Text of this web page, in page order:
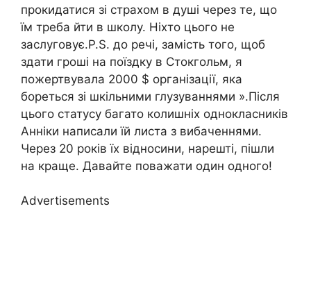
прокидатися зі страхом в душі через те, що
їм треба йти в школу. Ніхто цього не
заслуговує.P.S. до речі, замість того, щоб
здати гроші на поїздку в Стокгольм, я
пожертвувала 2000 $ організації, яка
бореться зі шкільними глузуваннями ».Після
цього статусу багато колишніх однокласників
Анніки написали їй листа з вибаченнями.
Через 20 років їх відносини, нарешті, пішли
на краще. Давайте поважати один одного!
Advertisements